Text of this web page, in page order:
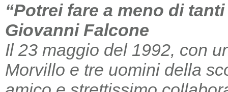
“Potrei fare a meno di
Giovanni Falcone
Il 23 maggio del 1992, con
Morvillo e tre uomini della